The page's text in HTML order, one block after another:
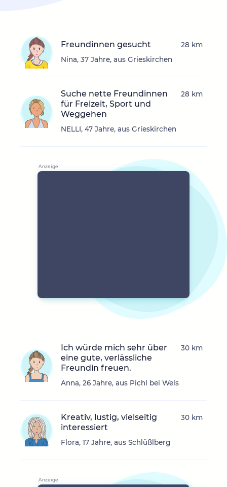
Freundinnen gesucht
Nina, 37 Jahre, aus Grieskirchen
28 km
Suche nette Freundinnen
für Freizeit, Sport und
Weggehen
NELLI, 47 Jahre, aus Grieskirchen
28 km
Ich würde mich sehr über
eine gute, verlässliche
Freundin freuen.
Anna, 26 Jahre, aus Pichl bei Wels
30 km
Kreativ, lustig, vielseitig
interessiert
Flora, 17 Jahre, aus Schlüßlberg
30 km